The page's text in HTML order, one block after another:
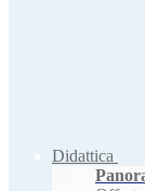
Didattica